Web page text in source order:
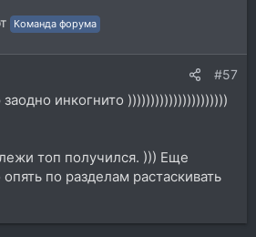
Команда форума
#57
инкогнито ))))))))))))))))))))))
топ получился. ))) Еще
по разделам растаскивать